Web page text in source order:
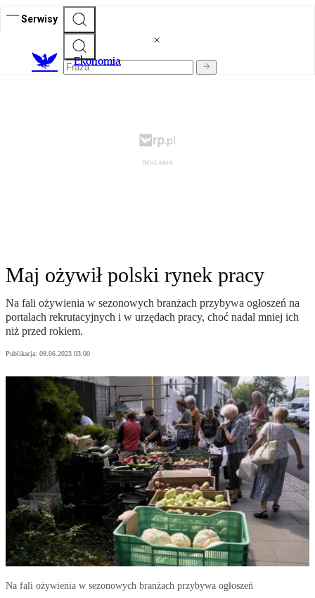
Serwisy
Ekonomia
Maj ożywił polski rynek pracy
Na fali ożywienia w sezonowych branżach przybywa ogłoszeń na
portalach rekrutacyjnych i w urzędach pracy, choć nadal mniej ich
niż przed rokiem.
Publikacja: 09.06.2023 03:00
Na fali ożywienia w sezonowych branżach przybywa ogłoszeń